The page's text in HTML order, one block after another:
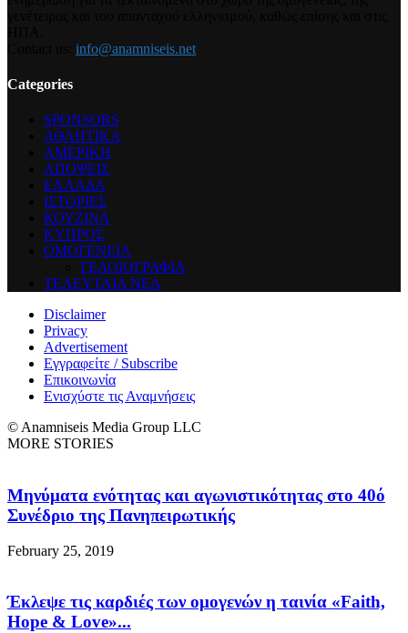
info@anamniseis.net
Categories
SPONSORS
ΑΘΛΗΤΙΚΑ
ΑΜΕΡΙΚΗ
ΑΠΟΨΕΙΣ
ΕΛΛΑΔΑ
ΙΣΤΟΡΙΕΣ
ΚΟΥΖΙΝΑ
ΚΥΠΡΟΣ
ΟΜΟΓΕΝΕΙΑ
ΓΕΛΟΙΟΓΡΑΦΙΑ
ΤΕΛΕΥΤΑΙΑ ΝΕΑ
Disclaimer
Privacy
Advertisement
Εγγραφείτε / Subscribe
Επικοινωνία
Ενισχύστε τις Αναμνήσεις
© Anamniseis Media Group LLC
MORE STORIES
Μηνύματα ενότητας και αγωνιστικότητας στο 40ό
Συνέδριο της Πανηπειρωτικής
February 25, 2019
Έκλεψε τις καρδιές των ομογενών η ταινία «Faith,
Hope & Love»...